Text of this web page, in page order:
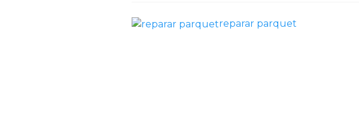
reparar parquet